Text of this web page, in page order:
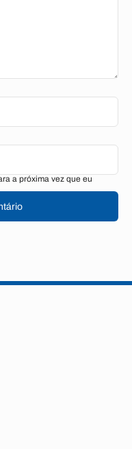
a próxima vez que eu